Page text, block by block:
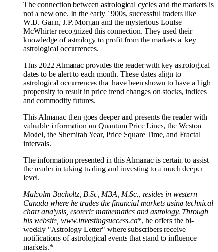
The connection between astrological cycles and the markets is
not a new one. In the early 1900s, successful traders like
W.D. Gann, J.P. Morgan and the mysterious Louise
McWhirter recognized this connection. They used their
knowledge of astrology to profit from the markets at key
astrological occurrences.
This 2022 Almanac provides the reader with key astrological
dates to be alert to each month. These dates align to
astrological occurrences that have been shown to have a high
propensity to result in price trend changes on stocks, indices
and commodity futures.
This Almanac then goes deeper and presents the reader with
valuable information on Quantum Price Lines, the Weston
Model, the Shemitah Year, Price Square Time, and Fractal
intervals.
The information presented in this Almanac is certain to assist
the reader in taking trading and investing to a much deeper
level.
Malcolm Bucholtz, B.Sc, MBA, M.Sc., resides in western
Canada where he trades the financial markets using technical
chart analysis, esoteric mathematics and astrology. Through
his website, www.investingsuccess.ca*, he offers the bi-
weekly "Astrology Letter" where subscribers receive
notifications of astrological events that stand to influence
markets.*